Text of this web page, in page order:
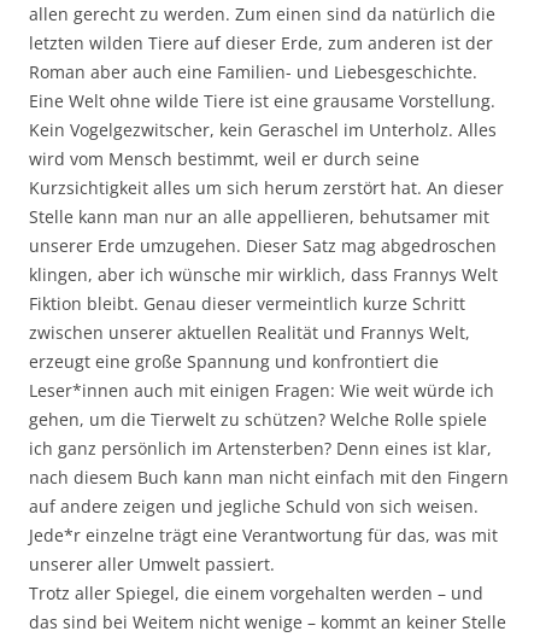
allen gerecht zu werden. Zum einen sind da natürlich die
letzten wilden Tiere auf dieser Erde, zum anderen ist der
Roman aber auch eine Familien- und Liebesgeschichte.
Eine Welt ohne wilde Tiere ist eine grausame Vorstellung.
Kein Vogelgezwitscher, kein Geraschel im Unterholz. Alles
wird vom Mensch bestimmt, weil er durch seine
Kurzsichtigkeit alles um sich herum zerstört hat. An dieser
Stelle kann man nur an alle appellieren, behutsamer mit
unserer Erde umzugehen. Dieser Satz mag abgedroschen
klingen, aber ich wünsche mir wirklich, dass Frannys Welt
Fiktion bleibt. Genau dieser vermeintlich kurze Schritt
zwischen unserer aktuellen Realität und Frannys Welt,
erzeugt eine große Spannung und konfrontiert die
Leser*innen auch mit einigen Fragen: Wie weit würde ich
gehen, um die Tierwelt zu schützen? Welche Rolle spiele
ich ganz persönlich im Artensterben? Denn eines ist klar,
nach diesem Buch kann man nicht einfach mit den Fingern
auf andere zeigen und jegliche Schuld von sich weisen.
Jede*r einzelne trägt eine Verantwortung für das, was mit
unserer aller Umwelt passiert.
Trotz aller Spiegel, die einem vorgehalten werden – und
das sind bei Weitem nicht wenige – kommt an keiner Stelle